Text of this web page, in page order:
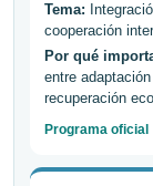
Tema:
cooperación
Por qué
entre
recuperación
Programa